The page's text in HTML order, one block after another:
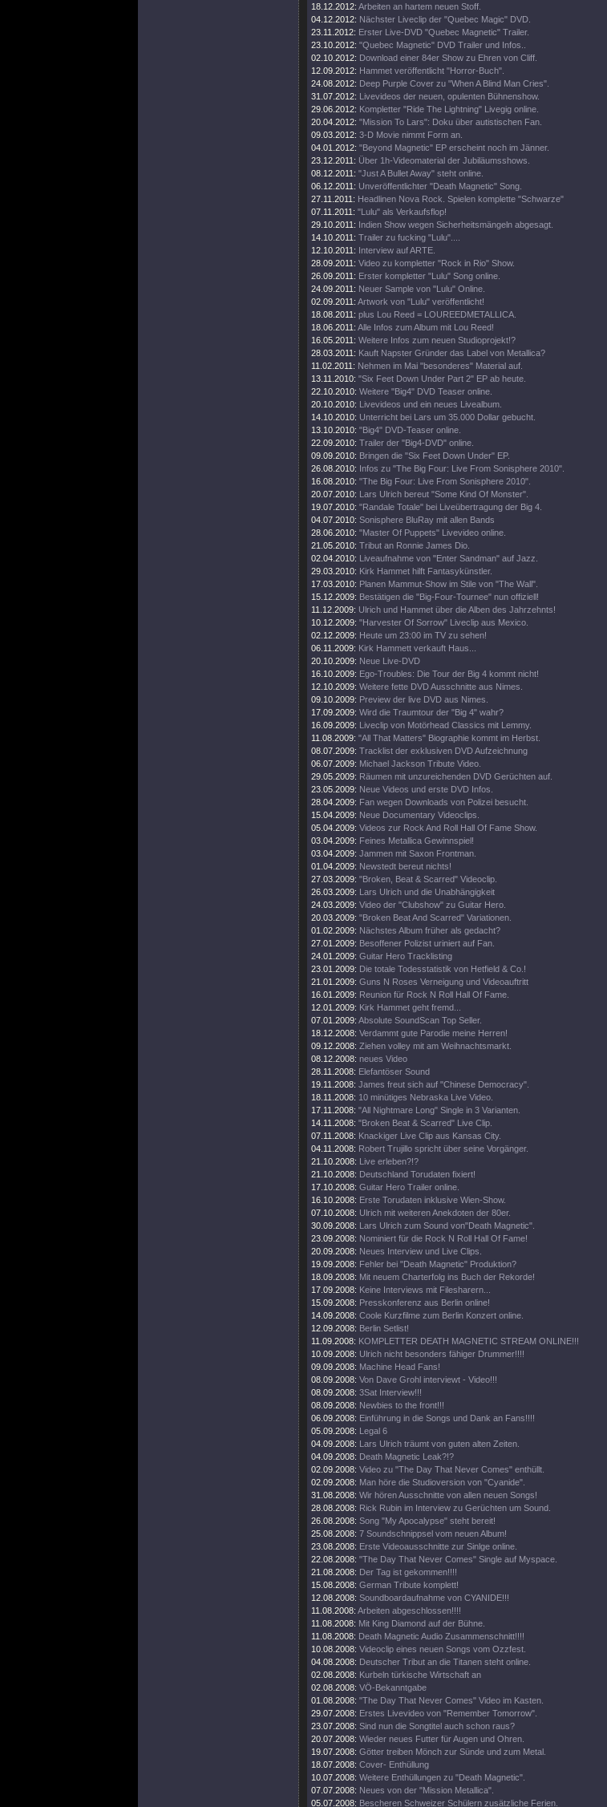
18.12.2012: Arbeiten an hartem neuen Stoff.
04.12.2012: Nächster Liveclip der "Quebec Magic" DVD.
23.11.2012: Erster Live-DVD "Quebec Magnetic" Trailer.
23.10.2012: "Quebec Magnetic" DVD Trailer und Infos..
02.10.2012: Download einer 84er Show zu Ehren von Cliff.
12.09.2012: Hammet veröffentlicht "Horror-Buch".
24.08.2012: Deep Purple Cover zu "When A Blind Man Cries".
31.07.2012: Livevideos der neuen, opulenten Bühnenshow.
29.06.2012: Kompletter "Ride The Lightning" Livegig online.
20.04.2012: "Mission To Lars": Doku über autistischen Fan.
09.03.2012: 3-D Movie nimmt Form an.
04.01.2012: "Beyond Magnetic" EP erscheint noch im Jänner.
23.12.2011: Über 1h-Videomaterial der Jubiläumsshows.
08.12.2011: "Just A Bullet Away" steht online.
06.12.2011: Unveröffentlichter "Death Magnetic" Song.
27.11.2011: Headlinen Nova Rock. Spielen komplette "Schwarze"
07.11.2011: "Lulu" als Verkaufsflop!
29.10.2011: Indien Show wegen Sicherheitsmängeln abgesagt.
14.10.2011: Trailer zu fucking "Lulu"....
12.10.2011: Interview auf ARTE.
28.09.2011: Video zu kompletter "Rock in Rio" Show.
26.09.2011: Erster kompletter "Lulu" Song online.
24.09.2011: Neuer Sample von "Lulu" Online.
02.09.2011: Artwork von "Lulu" veröffentlicht!
18.08.2011: plus Lou Reed = LOUREEDMETALLICA.
18.06.2011: Alle Infos zum Album mit Lou Reed!
16.05.2011: Weitere Infos zum neuen Studioprojekt!?
28.03.2011: Kauft Napster Gründer das Label von Metallica?
11.02.2011: Nehmen im Mai "besonderes" Material auf.
13.11.2010: "Six Feet Down Under Part 2" EP ab heute.
22.10.2010: Weitere "Big4" DVD Teaser online.
20.10.2010: Livevideos und ein neues Livealbum.
14.10.2010: Unterricht bei Lars um 35.000 Dollar gebucht.
13.10.2010: "Big4" DVD-Teaser online.
22.09.2010: Trailer der "Big4-DVD" online.
09.09.2010: Bringen die "Six Feet Down Under" EP.
26.08.2010: Infos zu "The Big Four: Live From Sonisphere 2010".
16.08.2010: "The Big Four: Live From Sonisphere 2010".
20.07.2010: Lars Ulrich bereut "Some Kind Of Monster".
19.07.2010: "Randale Totale" bei Liveübertragung der Big 4.
04.07.2010: Sonisphere BluRay mit allen Bands
28.06.2010: "Master Of Puppets" Livevideo online.
21.05.2010: Tribut an Ronnie James Dio.
02.04.2010: Liveaufnahme von "Enter Sandman" auf Jazz.
29.03.2010: Kirk Hammet hilft Fantasykünstler.
17.03.2010: Planen Mammut-Show im Stile von "The Wall".
15.12.2009: Bestätigen die "Big-Four-Tournee" nun offiziell!
11.12.2009: Ulrich und Hammet über die Alben des Jahrzehnts!
10.12.2009: "Harvester Of Sorrow" Liveclip aus Mexico.
02.12.2009: Heute um 23:00 im TV zu sehen!
06.11.2009: Kirk Hammett verkauft Haus...
20.10.2009: Neue Live-DVD
16.10.2009: Ego-Troubles: Die Tour der Big 4 kommt nicht!
12.10.2009: Weitere fette DVD Ausschnitte aus Nimes.
09.10.2009: Preview der live DVD aus Nimes.
17.09.2009: Wird die Traumtour der "Big 4" wahr?
16.09.2009: Liveclip von Motörhead Classics mit Lemmy.
11.08.2009: "All That Matters" Biographie kommt im Herbst.
08.07.2009: Tracklist der exklusiven DVD Aufzeichnung
06.07.2009: Michael Jackson Tribute Video.
29.05.2009: Räumen mit unzureichenden DVD Gerüchten auf.
23.05.2009: Neue Videos und erste DVD Infos.
28.04.2009: Fan wegen Downloads von Polizei besucht.
15.04.2009: Neue Documentary Videoclips.
05.04.2009: Videos zur Rock And Roll Hall Of Fame Show.
03.04.2009: Feines Metallica Gewinnspiel!
03.04.2009: Jammen mit Saxon Frontman.
01.04.2009: Newstedt bereut nichts!
27.03.2009: "Broken, Beat & Scarred" Videoclip.
26.03.2009: Lars Ulrich und die Unabhängigkeit
24.03.2009: Video der "Clubshow" zu Guitar Hero.
20.03.2009: "Broken Beat And Scarred" Variationen.
01.02.2009: Nächstes Album früher als gedacht?
27.01.2009: Besoffener Polizist uriniert auf Fan.
24.01.2009: Guitar Hero Tracklisting
23.01.2009: Die totale Todesstatistik von Hetfield & Co.!
21.01.2009: Guns N Roses Verneigung und Videoauftritt
16.01.2009: Reunion für Rock N Roll Hall Of Fame.
12.01.2009: Kirk Hammet geht fremd...
07.01.2009: Absolute SoundScan Top Seller.
18.12.2008: Verdammt gute Parodie meine Herren!
09.12.2008: Ziehen volley mit am Weihnachtsmarkt.
08.12.2008: neues Video
28.11.2008: Elefantöser Sound
19.11.2008: James freut sich auf "Chinese Democracy".
18.11.2008: 10 minütiges Nebraska Live Video.
17.11.2008: "All Nightmare Long" Single in 3 Varianten.
14.11.2008: "Broken Beat & Scarred" Live Clip.
07.11.2008: Knackiger Live Clip aus Kansas City.
04.11.2008: Robert Trujillo spricht über seine Vorgänger.
21.10.2008: Live erleben?!?
21.10.2008: Deutschland Torudaten fixiert!
17.10.2008: Guitar Hero Trailer online.
16.10.2008: Erste Torudaten inklusive Wien-Show.
07.10.2008: Ulrich mit weiteren Anekdoten der 80er.
30.09.2008: Lars Ulrich zum Sound von"Death Magnetic".
23.09.2008: Nominiert für die Rock N Roll Hall Of Fame!
20.09.2008: Neues Interview und Live Clips.
19.09.2008: Fehler bei "Death Magnetic" Produktion?
18.09.2008: Mit neuem Charterfolg ins Buch der Rekorde!
17.09.2008: Keine Interviews mit Filesharern...
15.09.2008: Presskonferenz aus Berlin online!
14.09.2008: Coole Kurzfilme zum Berlin Konzert online.
12.09.2008: Berlin Setlist!
11.09.2008: KOMPLETTER DEATH MAGNETIC STREAM ONLINE!!!
10.09.2008: Ulrich nicht besonders fähiger Drummer!!!!
09.09.2008: Machine Head Fans!
08.09.2008: Von Dave Grohl interviewt - Video!!!
08.09.2008: 3Sat Interview!!!
08.09.2008: Newbies to the front!!!
06.09.2008: Einführung in die Songs und Dank an Fans!!!!
05.09.2008: Legal 6
04.09.2008: Lars Ulrich träumt von guten alten Zeiten.
04.09.2008: Death Magnetic Leak?!?
02.09.2008: Video zu "The Day That Never Comes" enthüllt.
02.09.2008: Man höre die Studioversion von "Cyanide".
31.08.2008: Wir hören Ausschnitte von allen neuen Songs!
28.08.2008: Rick Rubin im Interview zu Gerüchten um Sound.
26.08.2008: Song "My Apocalypse" steht bereit!
25.08.2008: 7 Soundschnippsel vom neuen Album!
23.08.2008: Erste Videoausschnitte zur Sinlge online.
22.08.2008: "The Day That Never Comes" Single auf Myspace.
21.08.2008: Der Tag ist gekommen!!!!
15.08.2008: German Tribute komplett!
12.08.2008: Soundboardaufnahme von CYANIDE!!!
11.08.2008: Arbeiten abgeschlossen!!!!
11.08.2008: Mit King Diamond auf der Bühne.
11.08.2008: Death Magnetic Audio Zusammenschnitt!!!!
10.08.2008: Videoclip eines neuen Songs vom Ozzfest.
04.08.2008: Deutscher Tribut an die Titanen steht online.
02.08.2008: Kurbeln türkische Wirtschaft an
02.08.2008: VÖ-Bekanntgabe
01.08.2008: "The Day That Never Comes" Video im Kasten.
29.07.2008: Erstes Livevideo von "Remember Tomorrow".
23.07.2008: Sind nun die Songtitel auch schon raus?
20.07.2008: Wieder neues Futter für Augen und Ohren.
19.07.2008: Götter treiben Mönch zur Sünde und zum Metal.
18.07.2008: Cover- Enthüllung
10.07.2008: Weitere Enthüllungen zu "Death Magnetic".
07.07.2008: Neues von der "Mission Metallica".
05.07.2008: Bescheren Schweizer Schülern zusätzliche Ferien.